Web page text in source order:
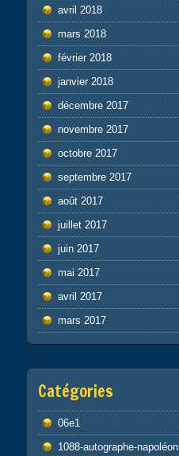
avril 2018
mars 2018
février 2018
janvier 2018
décembre 2017
novembre 2017
octobre 2017
septembre 2017
août 2017
juillet 2017
juin 2017
mai 2017
avril 2017
mars 2017
Catégories
06e1
1088-autographe-napoléon